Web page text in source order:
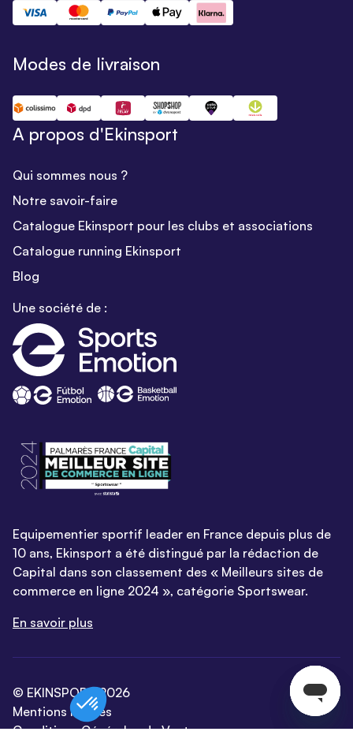
Modes de livraison
A propos d'Ekinsport
Qui sommes nous ?
Notre savoir-faire
Catalogue Ekinsport pour les clubs et associations
Catalogue running Ekinsport
Blog
Une société de :
Equipementier sportif leader en France depuis plus de
10 ans, Ekinsport a été distingué par la rédaction de
Capital dans son classement des « Meilleurs sites de
commerce en ligne 2024 », catégorie Sportswear.
En savoir plus
© EKINSPORT 2026
Mentions légales
Conditions Générales de Vente